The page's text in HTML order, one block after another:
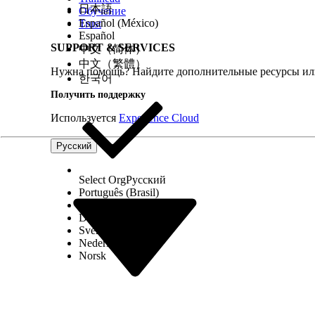
Обучение
Trust
SUPPORT & SERVICES
Нужна помощь? Найдите дополнительные ресурсы
Получить поддержку
Используется Experience Cloud
Русский
日本語
Español (México)
Español
中文（简体）
中文（繁體）
한국어
Select OrgРусский
Português (Brasil)
Dansk
Svenska
Nederlands
Norsk